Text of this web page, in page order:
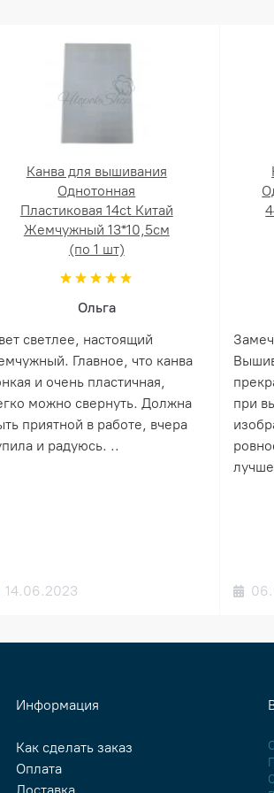
Канва для вышивания
Однотонная
Пластиковая 14ct Китай
Жемчужный 13*10,5см
(по 1 шт)
Ольга
светлее, настоящий
Главное, что канва
и очень пластичная,
можно свернуть. Должна
приятной в работе, вчера
и радуюсь. ..
14.06.2023
при
Информация
Как сделать заказ
Оплата